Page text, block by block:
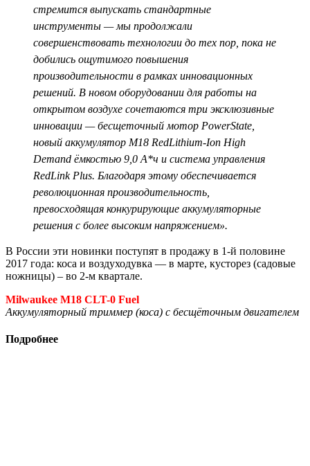
стремится выпускать стандартные
инструменты — мы продолжали
совершенствовать технологии до тех пор, пока не
добились ощутимого повышения
производительности в рамках инновационных
решений. В новом оборудовании для работы на
открытом воздухе сочетаются три эксклюзивные
инновации — бесщеточный мотор PowerState,
новый аккумулятор M18 RedLithium-Ion High
Demand ёмкостью 9,0 А*ч и система управления
RedLink Plus. Благодаря этому обеспечивается
революционная производительность,
превосходящая конкурирующие аккумуляторные
решения с более высоким напряжением».
В России эти новинки поступят в продажу в 1-й половине
2017 года: коса и воздуходувка — в марте, кусторез (садовые
ножницы) – во 2-м квартале.
Milwaukee M18 CLT-0 Fuel
Аккумуляторный триммер (коса) с бесщёточным двигателем
Подробнее